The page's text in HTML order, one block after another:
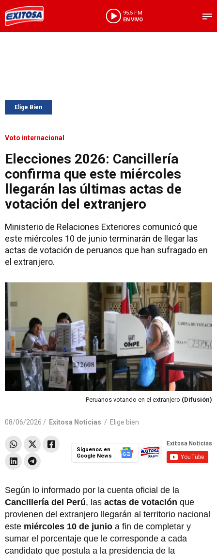
95.5 FM
EN VIVO
Elige Bien
Voto internacional
Elecciones 2026: Cancillería
confirma que este miércoles
llegarán las últimas actas de
votación del extranjero
Ministerio de Relaciones Exteriores comunicó que
este miércoles 10 de junio terminarán de llegar las
actas de votación de peruanos que han sufragado en
el extranjero.
Peruanos votando en el extranjero (Difusión)
08/06/2026 / Exitosa Noticias / Elige bien
Síguenos en
Google News
Según lo informado por la cuenta oficial de la
Cancillería del Perú, las actas de votación que
provienen del extranjero llegarán al territorio nacional
este miércoles 10 de junio a fin de completar y
sumar el porcentaje que le corresponde a cada
candidato que postula a la presidencia de la